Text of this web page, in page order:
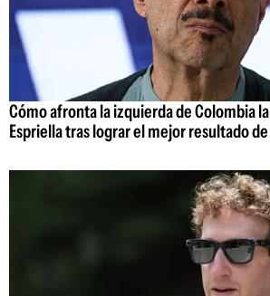
Cómo afronta la izquierda de Colombia
Espriella tras lograr el mejor resultado